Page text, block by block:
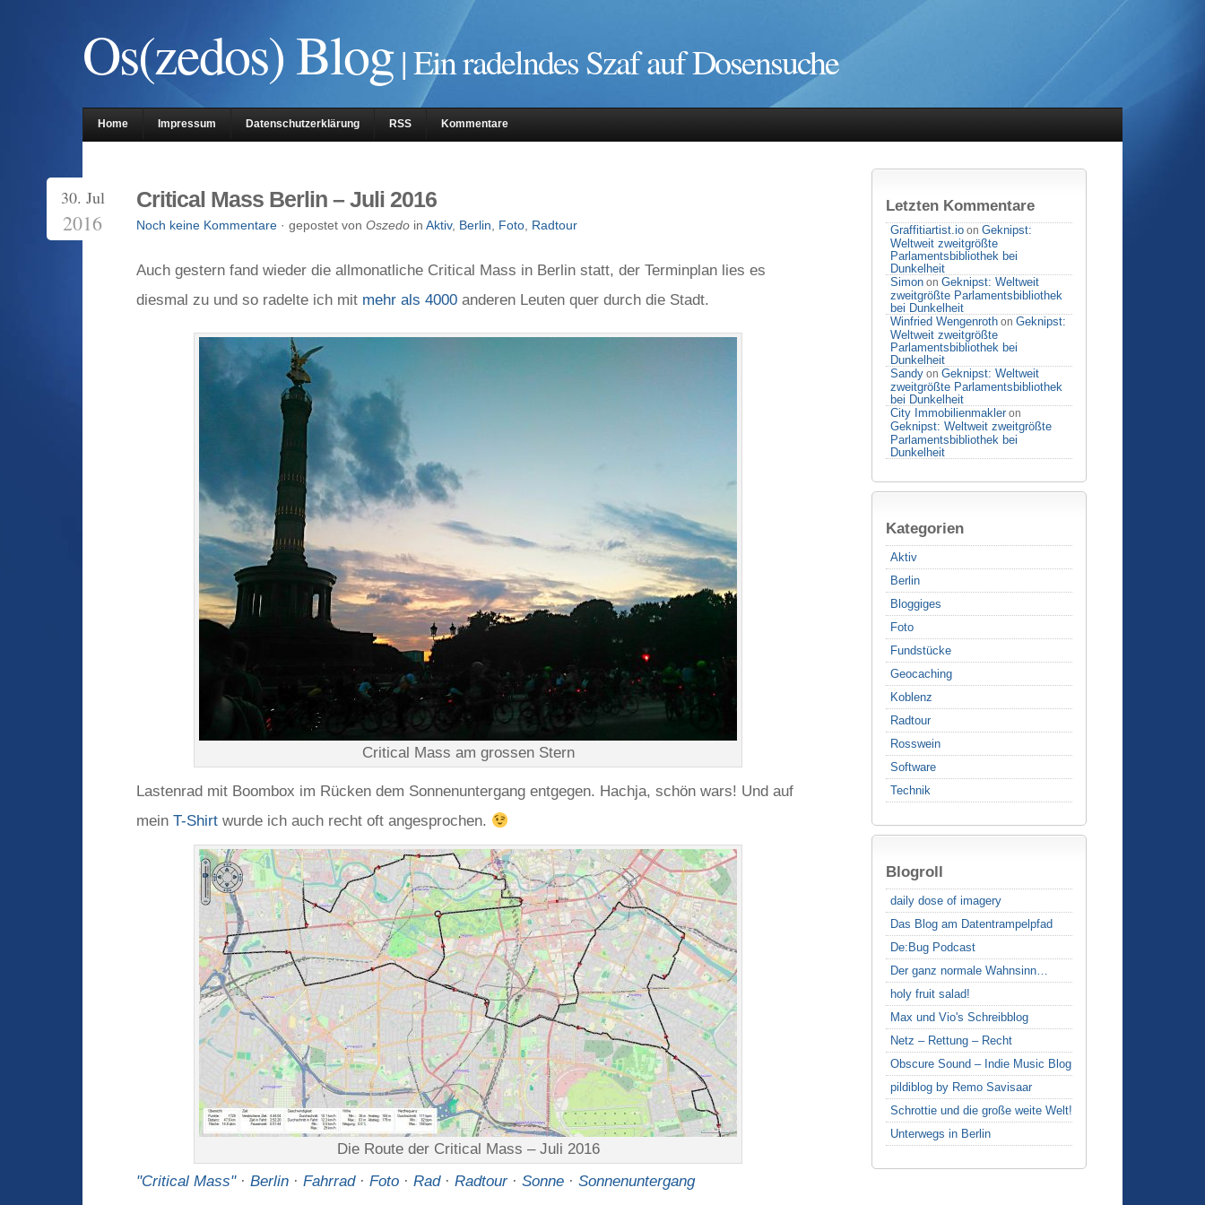
Os(zedos) Blog| Ein radelndes Szaf auf Dosensuche
Home Impressum Datenschutzerklärung RSS Kommentare
Letzten Kommentare
Graffitiartist.io on Geknipst:
Weltweit zweitgrößte
Parlamentsbibliothek bei
Dunkelheit
Simon on Geknipst: Weltweit
zweitgrößte Parlamentsbibliothek
bei Dunkelheit
Winfried Wengenroth on Geknipst:
Weltweit zweitgrößte
Parlamentsbibliothek bei
Dunkelheit
Sandy on Geknipst: Weltweit
zweitgrößte Parlamentsbibliothek
bei Dunkelheit
City Immobilienmakler on
Geknipst: Weltweit zweitgrößte
Parlamentsbibliothek bei
Dunkelheit
Kategorien
Aktiv
Berlin
Bloggiges
Foto
Fundstücke
Geocaching
Koblenz
Radtour
Rosswein
Software
Technik
Blogroll
daily dose of imagery
Das Blog am Datentrampelpfad
De:Bug Podcast
Der ganz normale Wahnsinn…
holy fruit salad!
Max und Vio's Schreibblog
Netz – Rettung – Recht
Obscure Sound – Indie Music Blog
pildiblog by Remo Savisaar
Schrottie und die große weite Welt!
Unterwegs in Berlin
30. Jul
2016
Critical Mass Berlin – Juli 2016
Noch keine Kommentare · gepostet von Oszedo in Aktiv, Berlin Foto Radtour
Auch gestern fand wieder die allmonatliche Critical Mass in Berlin statt, der Terminplan lies es
diesmal zu und so radelte ich mit mehr als 4000 anderen Leuten quer durch die Stadt.
Critical Mass am grossen Stern
Lastenrad mit Boombox im Rücken dem Sonnenuntergang entgegen. Hachja, schön wars! Und auf
mein T-Shirt wurde ich auch recht oft angesprochen.
Die Route der Critical Mass – Juli 2016
"Critical Mass"· Berlin · Fahrrad· Foto · Rad· Radtour· Sonne · Sonnenuntergang